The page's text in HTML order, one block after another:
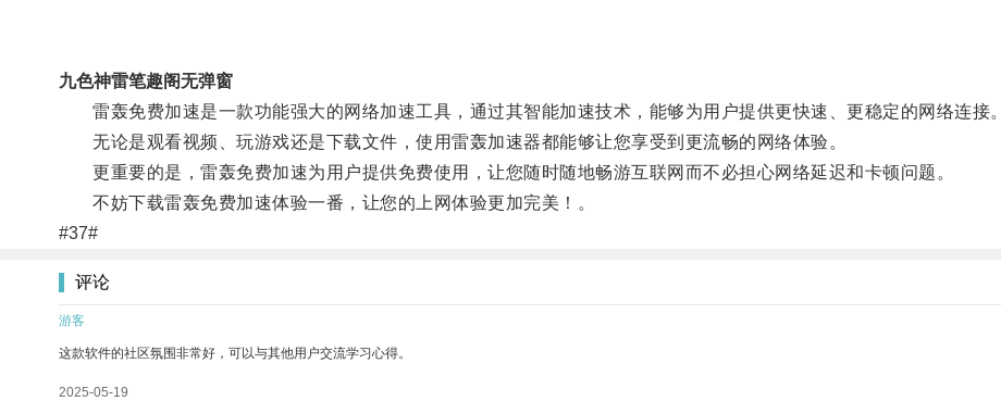
九色神雷笔趣阁无弹窗
雷轰免费加速是一款功能强大的网络加速工具，通过其智能加速技术，能够为用户提供更快速、更稳定的网络连接。
无论是观看视频、玩游戏还是下载文件，使用雷轰加速器都能够让您享受到更流畅的网络体验。
更重要的是，雷轰免费加速为用户提供免费使用，让您随时随地畅游互联网而不必担心网络延迟和卡顿问题。
不妨下载雷轰免费加速体验一番，让您的上网体验更加完美！。
#37#
评论
游客
这款软件的社区氛围非常好，可以与其他用户交流学习心得。
2025-05-19